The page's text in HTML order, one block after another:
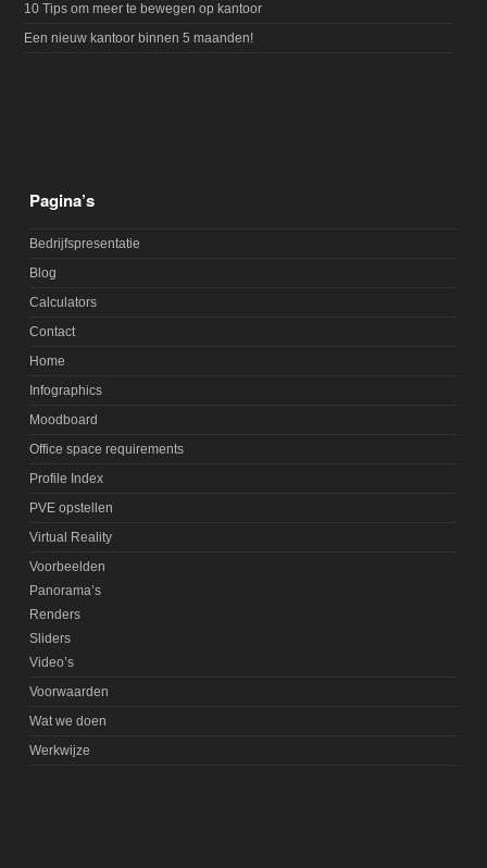
10 Tips om meer te bewegen op kantoor
Een nieuw kantoor binnen 5 maanden!
Pagina’s
Bedrijfspresentatie
Blog
Calculators
Contact
Home
Infographics
Moodboard
Office space requirements
Profile Index
PVE opstellen
Virtual Reality
Voorbeelden
Panorama’s
Renders
Sliders
Video’s
Voorwaarden
Wat we doen
Werkwijze